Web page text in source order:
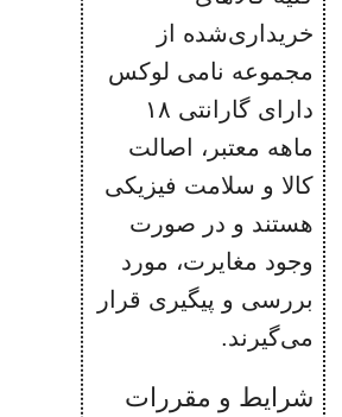
خریداری‌شده از
مجموعه نامی لوکس
دارای گارانتی ۱۸
ماهه معتبر، اصالت
کالا و سلامت فیزیکی
هستند و در صورت
وجود مغایرت، مورد
بررسی و پیگیری قرار
می‌گیرند.
شرایط و مقررات